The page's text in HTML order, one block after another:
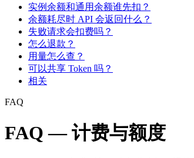
实例余额和通用余额谁先扣？
余额耗尽时 API 会返回什么？
失败请求会扣费吗？
怎么退款？
用量怎么查？
可以共享 Token 吗？
相关
FAQ
FAQ — 计费与额度